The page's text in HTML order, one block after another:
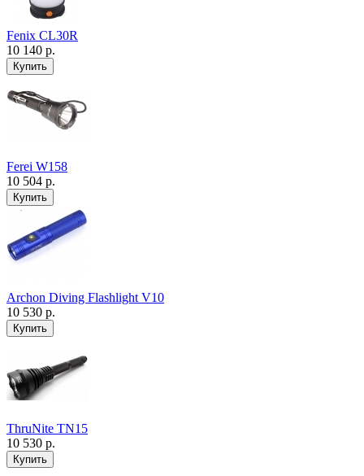
Fenix CL30R
10 140 р.
Ferei W158
10 504 р.
Archon Diving Flashlight V10
10 530 р.
ThruNite TN15
10 530 р.